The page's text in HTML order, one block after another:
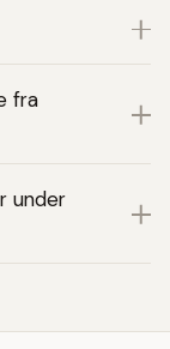
fra
under